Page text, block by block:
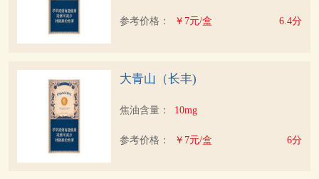
参考价格： ￥7元/盒 6.4分
大青山（长丰)
焦油含量： 10mg
参考价格： ￥7元/盒 6分